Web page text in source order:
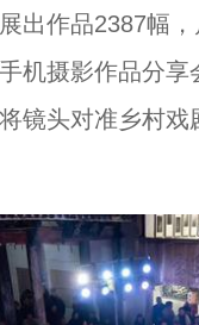
作品2387幅，
机摄影作品分
镜头对准乡村